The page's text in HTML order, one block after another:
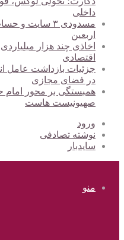
داخلی
مسدودی ۳
اربعین
اخاذی چند هزار
اقتصادی
جزئیات بازداشت عامل
در فضای مجازی
همبستگی بر محور امام
صهیونیست هاست
ورود
نوشته تصادفی
سایدبار
منو